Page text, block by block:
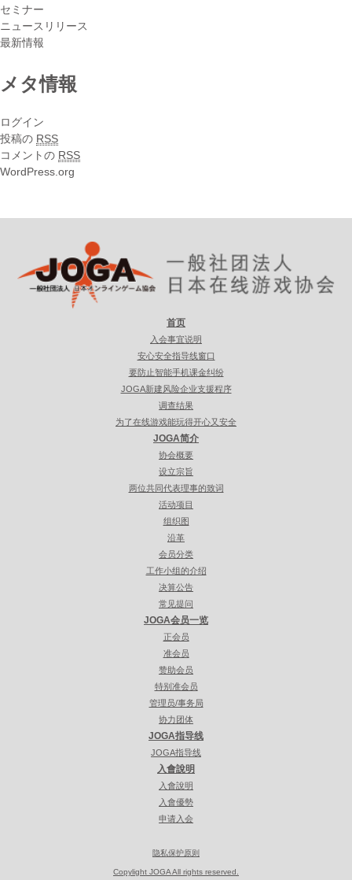
セミナー
ニュースリリース
最新情報
メタ情報
ログイン
投稿の RSS
コメントの RSS
WordPress.org
首页
入会事宜说明
安心安全指导线窗口
要防止智能手机课金纠纷
JOGA新建风险企业支援程序
调查结果
为了在线游戏能玩得开心又安全
JOGA简介
协会概要
设立宗旨
两位共同代表理事的致词
活动项目
组织图
沿革
会员分类
工作小组的介绍
决算公告
常见提问
JOGA会员一览
正会员
准会员
赞助会员
特别准会员
管理员/事务局
协力团体
JOGA指导线
JOGA指导线
入會說明
入會說明
入會優勢
申请入会
隐私保护原则
Copylight JOGA All rights reserved.